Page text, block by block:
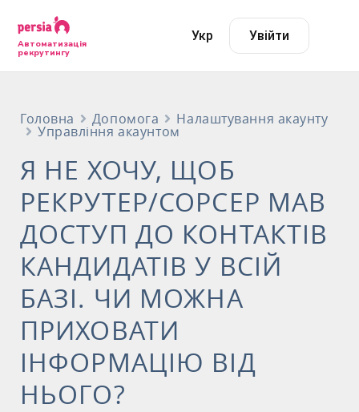
Автоматизація
рекрутингу
Укр Увійти
Головна Допомога Налаштування акаунту
Управління акаунтом
Я НЕ ХОЧУ, ЩОБ
РЕКРУТЕР/СОРСЕР МАВ
ДОСТУП ДО КОНТАКТІВ
КАНДИДАТІВ У ВСІЙ
БАЗІ. ЧИ МОЖНА
ПРИХОВАТИ
ІНФОРМАЦІЮ ВІД
НЬОГО?